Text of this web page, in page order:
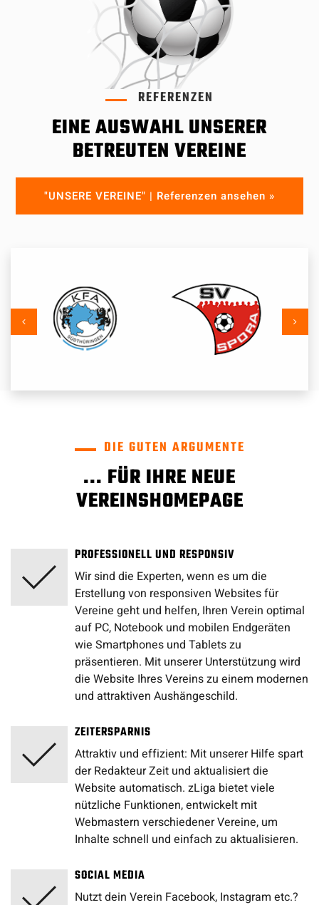
REFERENZEN
EINE AUSWAHL UNSERER
BETREUTEN VEREINE
"UNSERE VEREINE" | Referenzen ansehen »
DIE GUTEN ARGUMENTE
... FÜR IHRE NEUE
VEREINSHOMEPAGE
PROFESSIONELL UND RESPONSIV
Wir sind die Experten, wenn es um die
Erstellung von responsiven Websites für
Vereine geht und helfen, Ihren Verein optimal
auf PC, Notebook und mobilen Endgeräten
wie Smartphones und Tablets zu
präsentieren. Mit unserer Unterstützung wird
die Website Ihres Vereins zu einem modernen
und attraktiven Aushängeschild.
ZEITERSPARNIS
Attraktiv und effizient: Mit unserer Hilfe spart
der Redakteur Zeit und aktualisiert die
Website automatisch. zLiga bietet viele
nützliche Funktionen, entwickelt mit
Webmastern verschiedener Vereine, um
Inhalte schnell und einfach zu aktualisieren.
SOCIAL MEDIA
Nutzt dein Verein Facebook, Instagram etc.?